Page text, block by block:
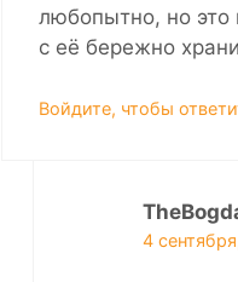
любопытно, но это
с её бережно
Войдите, чтобы
4